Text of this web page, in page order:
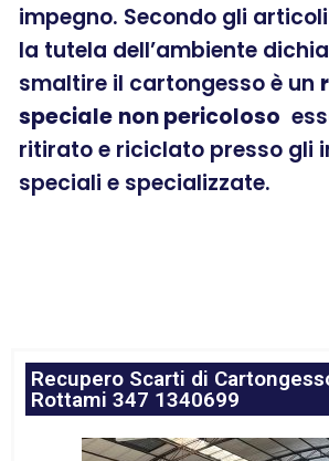
impegno. Secondo gli
la tutela dell’ambiente
smaltire il cartongesso è un
speciale non pericoloso
ritirato e riciclato presso gli
speciali e specializzate.
Recupero Scarti di
Rottami 347 1340699